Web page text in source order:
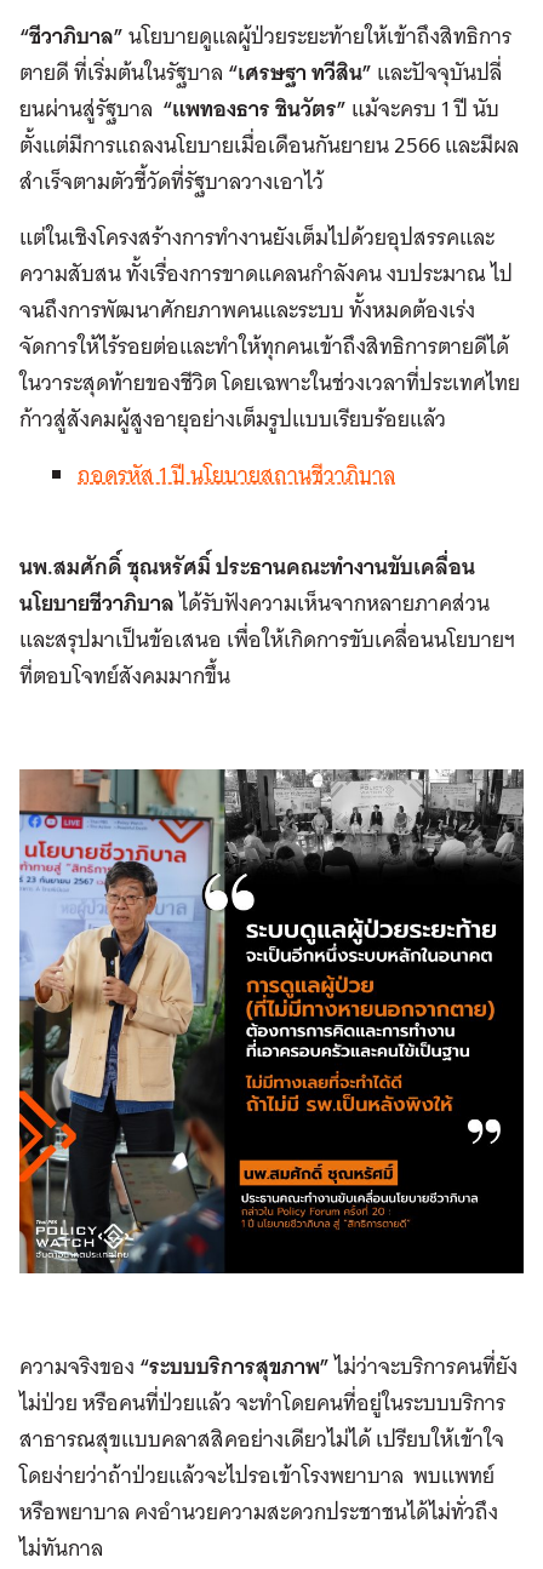
“ชีวาภิบาล”นโยบายดูแลผู้ป่วยระยะท้ายให้เข้าถึงสิทธิการ
ตายดี ที่เริ่มต้นในรัฐบาล“เศรษฐา ทวีสิน”และปัจจุบันปลี่
ยนผ่านสู่รัฐบาล “แพทองธาร ชินวัตร”แม้จะครบ 1 ปี นับ
ตั้งแต่มีการแถลงนโยบายเมื่อเดือนกันยายน 2566 และมีผล
สำเร็จตามตัวชี้วัดที่รัฐบาลวางเอาไว้
แต่ในเชิงโครงสร้างการทำงานยังเต็มไปด้วยอุปสรรคและ
ความสับสน ทั้งเรื่องการขาดแคลนกำลังคน งบประมาณ ไป
จนถึงการพัฒนาศักยภาพคนและระบบ ทั้งหมดต้องเร่ง
จัดการให้ไร้รอยต่อและทำให้ทุกคนเข้าถึงสิทธิการตายดีได้
ในวาระสุดท้ายของชีวิต โดยเฉพาะในช่วงเวลาที่ประเทศไทย
ก้าวสู่สังคมผู้สูงอายุอย่างเต็มรูปแบบเรียบร้อยแล้ว
ถอดรหัส 1 ปี นโยบายสถานชีวาภิบาล
นพ.สมศักดิ์ ชุณหรัศมิ์ ประธานคณะทำงานขับเคลื่อน
นโยบายชีวาภิบาลได้รับฟังความเห็นจากหลายภาคส่วน
และสรุปมาเป็นข้อเสนอ เพื่อให้เกิดการขับเคลื่อนนโยบายฯ
ที่ตอบโจทย์สังคมมากขึ้น
ความจริงของ“ระบบบริการสุขภาพ”ไม่ว่าจะบริการคนที่ยัง
ไม่ป่วย หรือคนที่ป่วยแล้ว จะทำโดยคนที่อยู่ในระบบบริการ
สาธารณสุขแบบคลาสสิคอย่างเดียวไม่ได้ เปรียบให้เข้าใจ
โดยง่ายว่าถ้าป่วยแล้วจะไปรอเข้าโรงพยาบาล พบแพทย์
หรือพยาบาล คงอำนวยความสะดวกประชาชนได้ไม่ทั่วถึง
ไม่ทันกาล